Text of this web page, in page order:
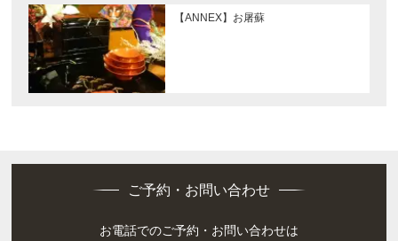
【ANNEX】お屠蘇
ご予約・お問い合わせ
お電話でのご予約・お問い合わせは